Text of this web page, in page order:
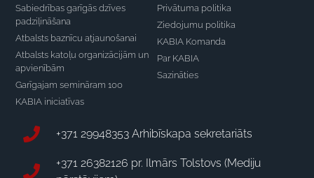
Sabiedrības garīgās dzīves
padziļināšana
Atbalsts baznīcu atjaunošanai
Atbalsts katoļu organizācijām un
apvienībām
Garīgajam semināram 100
KABIA iniciatīvas
Privātuma politika
Ziedojumu politika
KABIA Komanda
Par KABIA
Sazināties
+371 29948353 Arhibīskapa sekretariāts
+371 26382126 pr. Ilmārs Tolstovs (Mediju